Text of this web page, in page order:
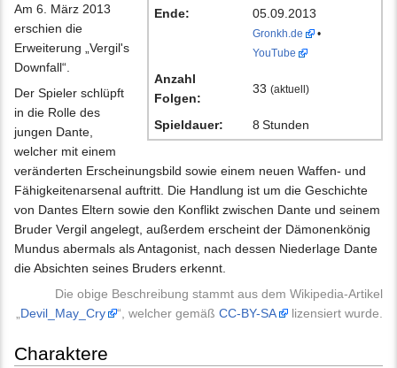
Ende: 05.09.2013
Gronkh.de
•
YouTube
Anzahl
Folgen:
33 (aktuell)
Spieldauer: 8 Stunden
Am 6. März 2013
erschien die
Erweiterung „Vergil's
Downfall“.
Der Spieler schlüpft
in die Rolle des
jungen Dante,
welcher mit einem
veränderten Erscheinungsbild sowie einem neuen Waffen- und
Fähigkeitenarsenal auftritt. Die Handlung ist um die Geschichte
von Dantes Eltern sowie den Konflikt zwischen Dante und seinem
Bruder Vergil angelegt, außerdem erscheint der Dämonenkönig
Mundus abermals als Antagonist, nach dessen Niederlage Dante
die Absichten seines Bruders erkennt.
Die obige Beschreibung stammt aus dem Wikipedia-Artikel
Devil_May_Cry “, welcher gemäß CC-BY-SA lizensiert wurde.
Charaktere